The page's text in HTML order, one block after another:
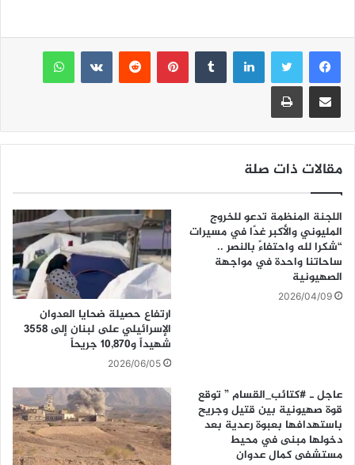
c
e
b
o
o
k
itt
er
at
s
A
p
ai
l
ai
l
لينكدإن بينتيريست واتساب
مشاركة عبر البريد طباعة
مقالات ذات صلة
اللجنة المنظمة تدعو للخروج
المليوني والأكبر غدًا في مسيرات
“شكرا لله واحتفاءً بالنصر ..
ساحاتنا واحدة في مواجهة
الصهيونية
2026/04/09
ارتفاع حصيلة ضحايا العدوان
الإسرائيلي على لبنان إلى 3558
شهيداً و10,870 جريحاً
2026/06/05
عاجل ـ #كتائب_القسام ” توقع
قوة صهيونية بين قتيل وجريح
باستهدافها بعبوة رعدية بعد
دخولها مبنى في محيط
مستشفى كمال عدوان